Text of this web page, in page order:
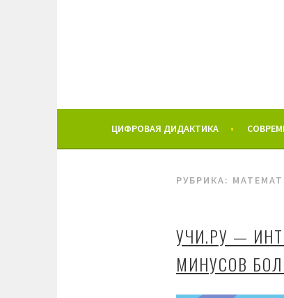
ЦИФРОВАЯ ДИДАКТИКА
РУБРИКА:
УЧИ.РУ —
МИНУСОВ